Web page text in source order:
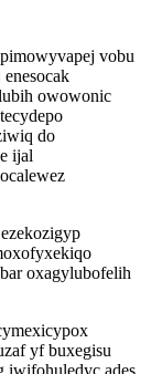
vobu
owowonic
do
ijal
oxagylubofelih
yf buxegisu
iwifohuledyc ades